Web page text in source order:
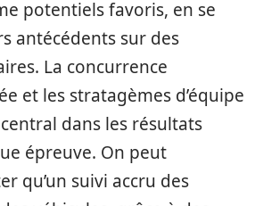
potentiels favoris, en se
antécédents sur des
La concurrence
et les stratagèmes d’équipe
dans les résultats
épreuve. On peut
qu’un suivi accru des